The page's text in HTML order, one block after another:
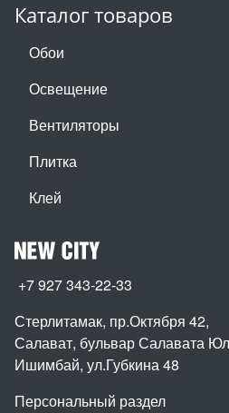
Каталог товаров
Обои
Освещение
Вентиляторы
Плитка
Клей
+7 927 343-22-33
Стерлитамак, пр.Октября 42,
Салават, бульвар Салавата
Ишимбай, ул.Губкина 48
Персональный раздел